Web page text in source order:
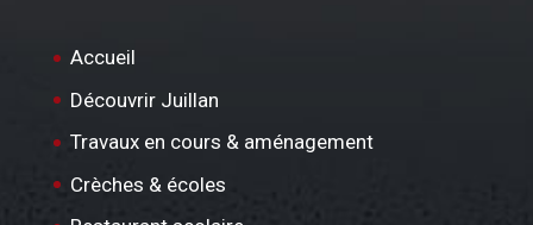
Accueil
Découvrir Juillan
Travaux en cours & aménagement
Crèches & écoles